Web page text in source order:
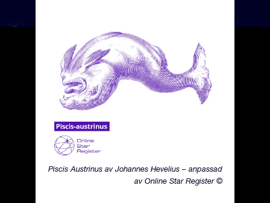
Piscis Austrinus av Johannes Hevelius – anpassad
av Online Star Register ©